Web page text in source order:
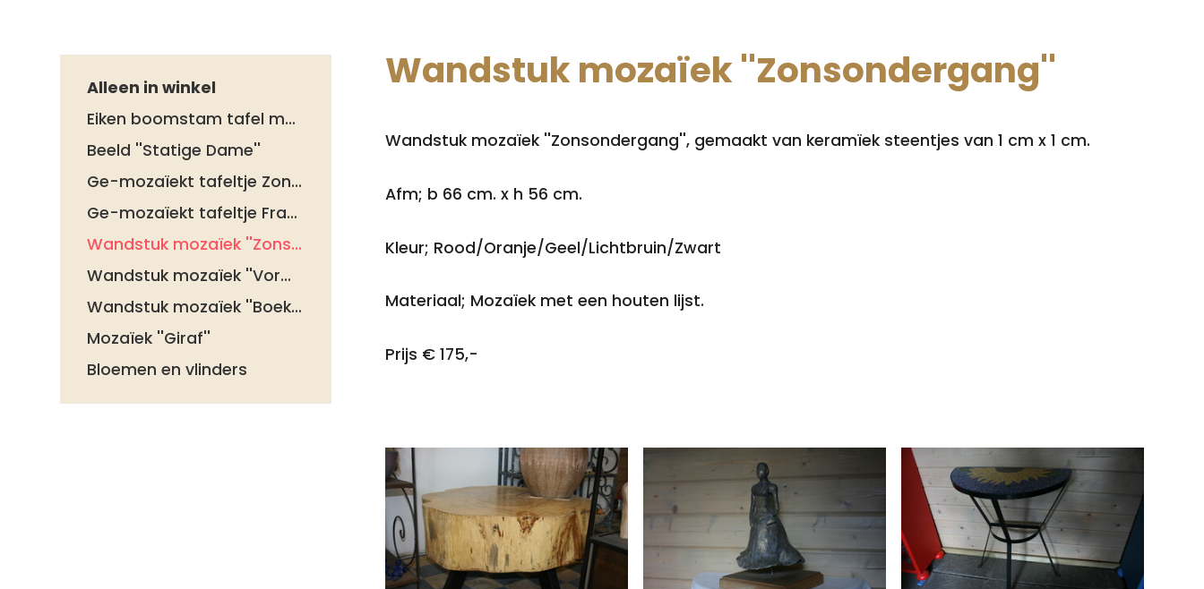
Alleen in winkel
Eiken boomstam tafel met stalen poten
Beeld ''Statige Dame''
Ge-mozaïekt tafeltje Zonnebloem
Ge-mozaïekt tafeltje Franse Lelie
Wandstuk mozaïek ''Zonsondergang''
Wandstuk mozaïek ''Vormen in Rood''
Wandstuk mozaïek ''Boeket''
Mozaïek ''Giraf''
Bloemen en vlinders
Wandstuk mozaïek ''Zonsondergang''
Wandstuk mozaïek ''Zonsondergang'', gemaakt van keramïek steentjes van 1 cm x 1 cm.
Afm; b 66 cm. x h 56 cm.
Kleur; Rood/Oranje/Geel/Lichtbruin/Zwart
Materiaal; Mozaïek met een houten lijst.
Prijs € 175,-